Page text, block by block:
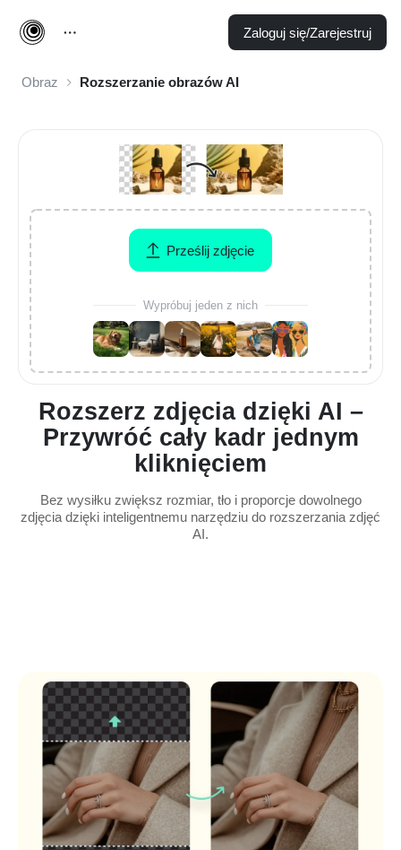
Zaloguj się/Zarejestruj
Obraz Rozszerzanie obrazów AI
Rozszerz zdjęcia dzięki AI –
Przywróć cały kadr jednym
kliknięciem
Bez wysiłku zwiększ rozmiar, tło i proporcje dowolnego
zdjęcia dzięki inteligentnemu narzędziu do rozszerzania zdjęć
AI.
Prześlij zdjęcie
Wypróbuj jeden z nich